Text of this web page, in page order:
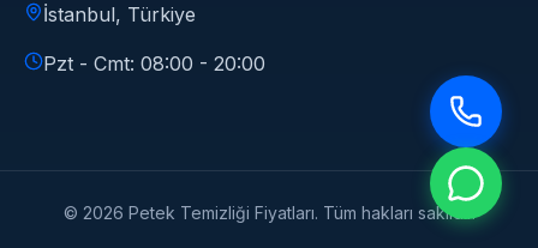
İstanbul, Türkiye
Pzt - Cmt: 08:00 - 20:00
© 2026 Petek Temizliği Fiyatları. Tüm hakları saklıdır.